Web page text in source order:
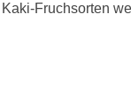
Fruchsorten